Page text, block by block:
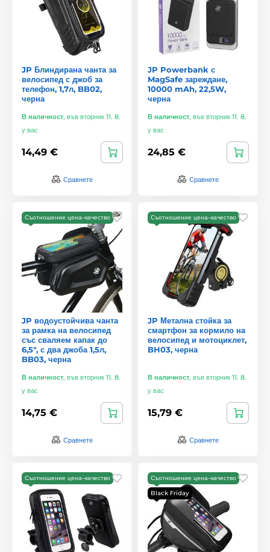
JP Блиндирана чанта за
велосипед с джоб за
телефон, 1,7л, BB02,
черна
В наличност, във вторник 11. 8.
у вас
14,49 €
Сравнете
JP Powerbank с
MagSafe зареждане,
10000 mAh, 22,5W,
черна
В наличност, във вторник 11. 8.
у вас
24,85 €
Сравнете
Съотношение цена–качество
JP водоустойчива чанта
за рамка на велосипед
със сваляем капак до
6,5", с два джоба 1,5л,
BB03, черна
В наличност, във вторник 11. 8.
у вас
14,75 €
Сравнете
Съотношение цена–качество
JP Метална стойка за
смартфон за кормило на
велосипед и мотоциклет,
BH03, черна
В наличност, във вторник 11. 8.
у вас
15,79 €
Сравнете
Съотношение цена–качество
Съотношение цена–качество
Black Friday